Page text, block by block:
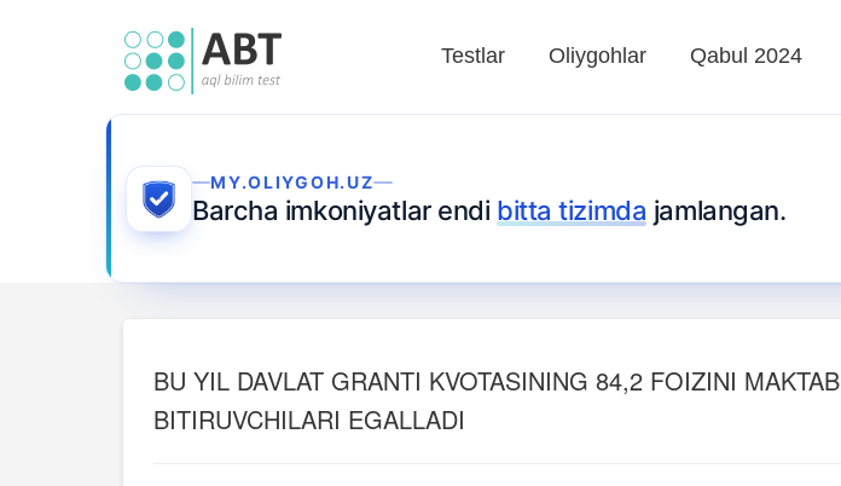
Testlar Oliygohlar Qabul 2024
MY.OLIYGOH.UZ
Barcha imkoniyatlar endi bitta tizimda jamlangan.
BU YIL DAVLAT GRANTI KVOTASINING 84,2 FOIZINI MAKTAB
BITIRUVCHILARI EGALLADI